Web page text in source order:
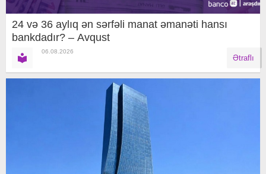
24 və 36 aylıq ən sərfəli manat əmanəti hansı
bankdadır? – Avqust
06.08.2026
Ətraflı